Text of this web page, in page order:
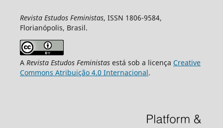
Revista Estudos Feministas, ISSN 1806-9584,
Florianópolis, Brasil.
A Revista Estudos Feministasestá sob a licença Creative
Commons Atribuição 4.0 Internacional.